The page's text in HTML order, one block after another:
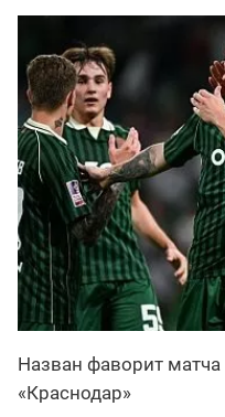
Назван фаворит
«Краснодар»